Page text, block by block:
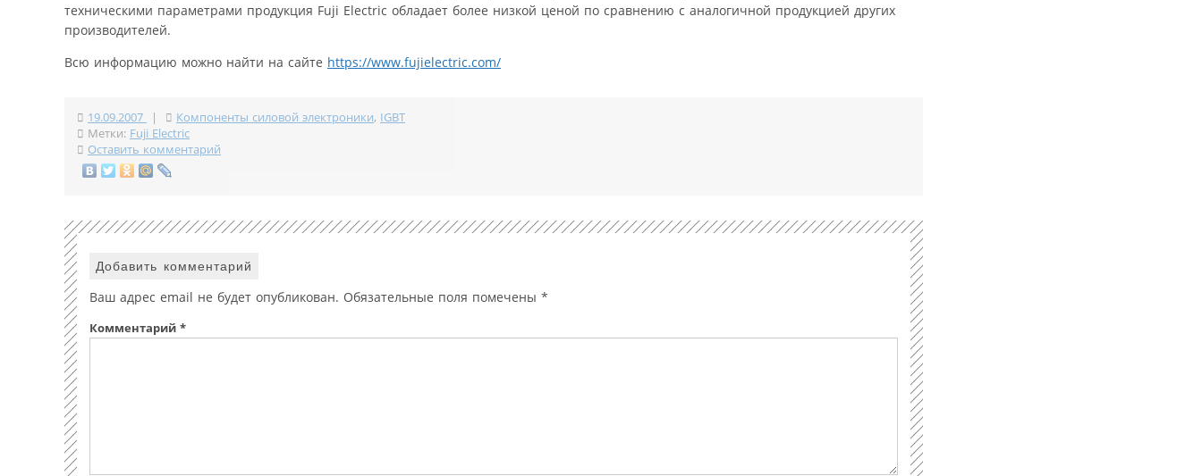
техническими параметрами продукция Fuji Electric обладает более низкой ценой по сравнению с аналогичной продукцией других
производителей.
Всю информацию можно найти на сайте https://www.fujielectric.com/
19.09.2007 | Компоненты силовой электроники, IGBT
Метки: Fuji Electric
Оставить комментарий
Добавить комментарий
Ваш адрес email не будет опубликован. Обязательные поля помечены *
Комментарий *